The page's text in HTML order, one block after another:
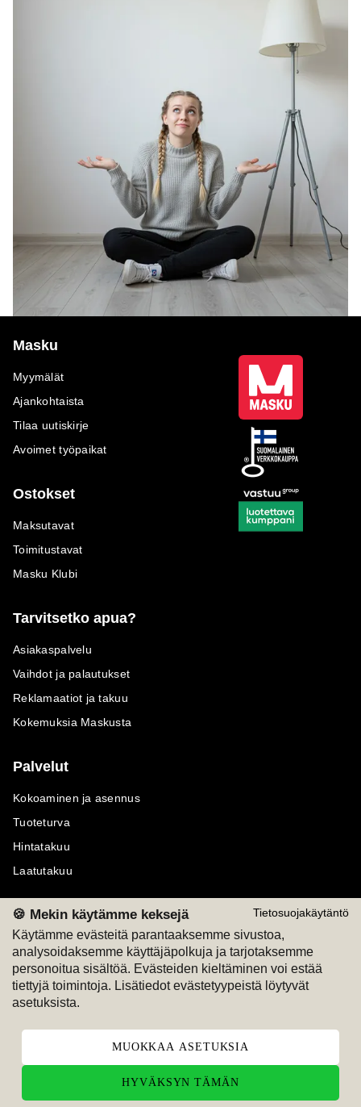
Tietosuojakäytäntö
🍪 Mekin käytämme keksejä
Käytämme evästeitä parantaaksemme sivustoa,
analysoidaksemme käyttäjäpolkuja ja tarjotaksemme
personoitua sisältöä. Evästeiden kieltäminen voi estää
tiettyjä toimintoja. Lisätiedot evästetyypeistä löytyvät
asetuksista.
MUOKKAA ASETUKSIA
HYVÄKSYN TÄMÄN
Masku
Myymälät
Ajankohtaista
Tilaa uutiskirje
Avoimet työpaikat
Ostokset
Maksutavat
Toimitustavat
Masku Klubi
Tarvitsetko apua?
Asiakaspalvelu
Vaihdot ja palautukset
Reklamaatiot ja takuu
Kokemuksia Maskusta
Palvelut
Kokoaminen ja asennus
Tuoteturva
Hintatakuu
Laatutakuu
Maksutavat
M
Seuraa meitä